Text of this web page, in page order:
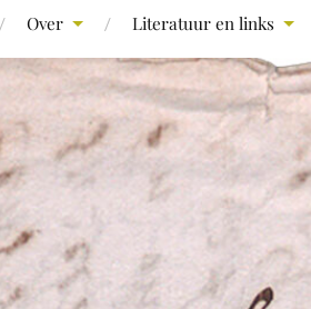
Over Literatuur en links